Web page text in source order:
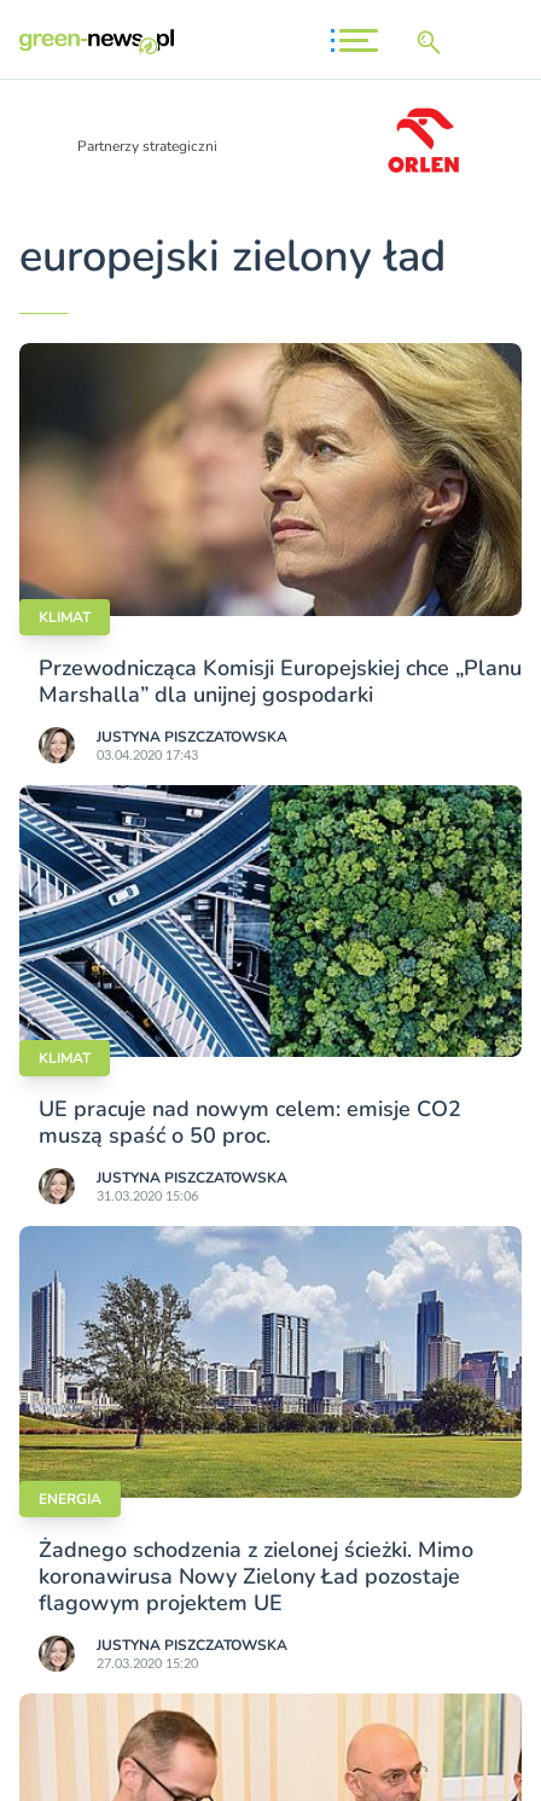
Partnerzy strategiczni
europejski zielony ład
KLIMAT
Przewodnicząca Komisji Europejskiej chce „Planu
Marshalla” dla unijnej gospodarki
JUSTYNA PISZCZATOWSKA
03.04.2020 17:43
KLIMAT
UE pracuje nad nowym celem: emisje CO2
muszą spaść o 50 proc.
JUSTYNA PISZCZATOWSKA
31.03.2020 15:06
ENERGIA
Żadnego schodzenia z zielonej ścieżki. Mimo
koronawirusa Nowy Zielony Ład pozostaje
flagowym projektem UE
JUSTYNA PISZCZATOWSKA
27.03.2020 15:20